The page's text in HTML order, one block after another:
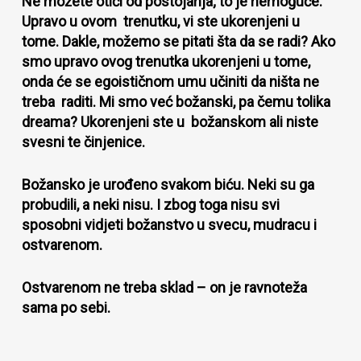
Upravo u ovom trenutku, vi ste ukorenjeni u
tome. Dakle, možemo se pitati šta da se radi? Ako
smo upravo ovog trenutka ukorenjeni u tome,
onda će se egoističnom umu učiniti da ništa ne
treba raditi. Mi smo već božanski, pa čemu tolika
dreama? Ukorenjeni ste u božanskom ali niste
svesni te činjenice.
Božansko je urođeno svakom biću. Neki su ga
probudili, a neki nisu. I zbog toga nisu svi
sposobni vidjeti božanstvo u svecu, mudracu i
ostvarenom.
Ostvarenom ne treba sklad – on je ravnoteža
sama po sebi.